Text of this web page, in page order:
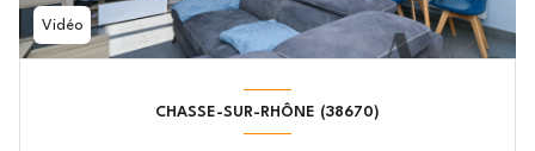
Vidéo
CHASSE-SUR-RHÔNE (38670)